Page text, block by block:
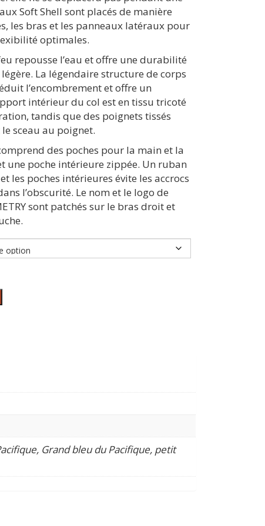
Soft Shell sont placés de manière
les bras et les panneaux latéraux pour
optimales.
repousse l’eau et offre une durabilité
La légendaire structure de corps
l’encombrement et offre un
intérieur du col est en tissu tricoté
tandis que des poignets tissés
sceau au poignet.
comprend des poches pour la main et la
une poche intérieure zippée. Un ruban
les poches intérieures évite les accrocs
l’obscurité. Le nom et le logo de
sont patchés sur le bras droit et
Grand bleu du Pacifique, petit